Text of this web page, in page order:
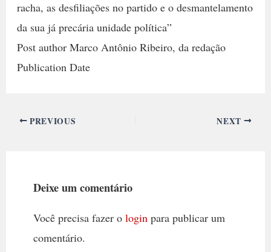
racha, as desfiliações no partido e o desmantelamento
da sua já precária unidade política”
Post author Marco Antônio Ribeiro, da redação
Publication Date
PREVIOUS NEXT
Deixe um comentário
Você precisa fazer o login para publicar um
comentário.